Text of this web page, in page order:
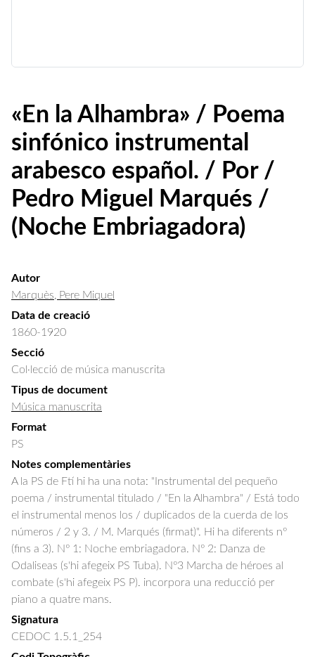
«En la Alhambra» / Poema
sinfónico instrumental
arabesco español. / Por /
Pedro Miguel Marqués /
(Noche Embriagadora)
Autor
Marquès, Pere Miquel
Data de creació
1860-1920
Secció
Col·lecció de música manuscrita
Tipus de document
Música manuscrita
Format
PS
Notes complementàries
A la PS de Ftí hi ha una nota: "Instrumental del pequeño
poema / instrumental titulado / "En la Alhambra" / Está todo
el instrumental menos los / duplicados de la cuerda de los
números / 2 y 3. / M. Marqués (firmat)". Hi ha diferents nº
(fins a 3). Nº 1: Noche embriagadora. Nº 2: Danza de
Odaliseas (s'hi afegeix PS Tuba). Nº3 Marcha de héroes al
combate (s'hi afegeix PS P). incorpora una reducció per
piano a quatre mans.
Signatura
CEDOC 1.5.1_254